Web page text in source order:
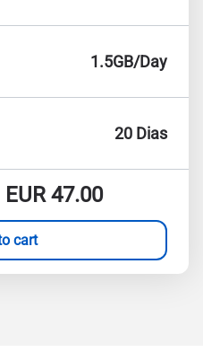
1.5GB/Day
20 Dias
EUR47.00
cart